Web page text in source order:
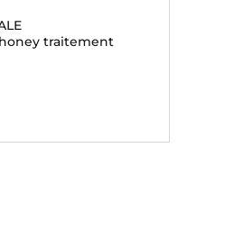
traitement